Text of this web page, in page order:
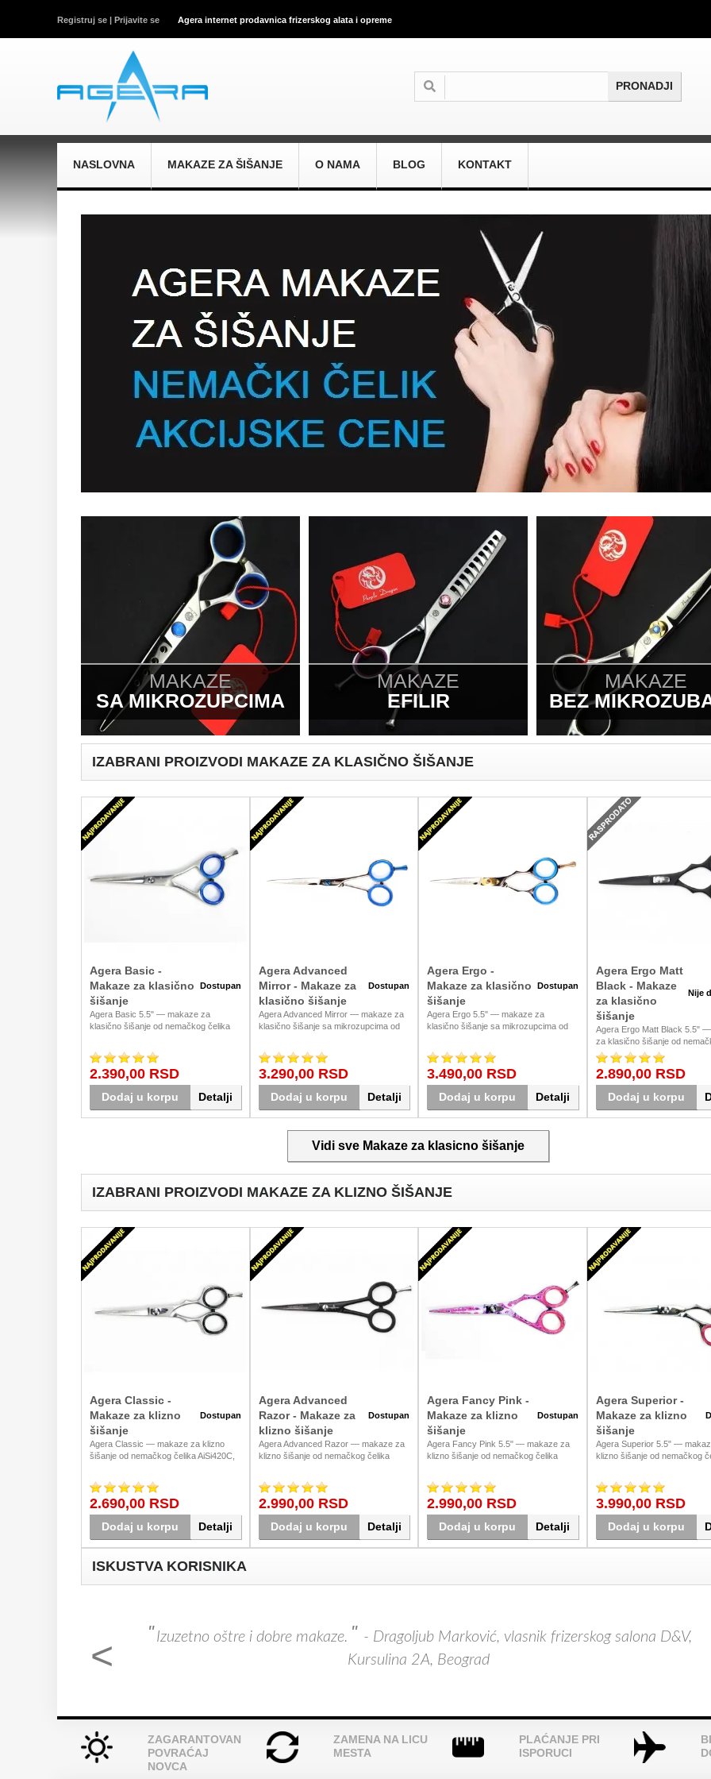
Registruj se | Prijavite se Agera internet prodavnica frizerskog alata i opreme
NASLOVNA MAKAZE ZA ŠIŠANJE O NAMA BLOG KONTAKT
MAKAZE
SA MIKROZUPCIMA
MAKAZE
EFILIR
MAKAZE
BEZ
IZABRANI PROIZVODI MAKAZE ZA KLASIČNO ŠIŠANJE
Agera Basic -
Makaze za klasično
šišanje
Dostupan
Agera Basic 5.5" — makaze za
klasično šišanje od nemačkog čelika
frizere i škole za negu lepote. Pouzdan
alat po pristupačnoj ceni, dostava u
Srbiji.
2.390,00 RSD
Dodaj u korpu Detalji
Agera Advanced
Mirror - Makaze za
klasično šišanje
Dostupan
Agera Advanced Mirror — makaze za
klasično šišanje sa mikrozupcima od
veličinama 5.5" i 6". Premium čelik za
frizere koji traže dugotrajnu oštrinu pri
klasičnim tehnikama. Dostava u Srbiji.
3.290,00 RSD
Dodaj u korpu Detalji
Agera Ergo -
Makaze za klasično
šišanje
Dostupan
Agera Ergo 5.5" — makaze za
klasično šišanje sa mikrozupcima od
Ergonomski dizajn koji smanjuje zamor
ruke i precizni kontrolisani rezovi za
svakodnevni rad u salonu. Dostava u
Srbiji.
3.490,00 RSD
Dodaj u korpu Detalji
Agera Ergo Matt
Black - Makaze
za klasično
šišanje
Nije
Agera Ergo Matt Black 5.5"
za klasično šišanje od
čelika AiSi420C. Mat crni
frizere koji žele profesionalan
prepoznatljivim izgledom.
2.890,00 RSD
Dodaj u korpu
Vidi sve Makaze za klasicno šišanje
IZABRANI PROIZVODI MAKAZE ZA KLIZNO ŠIŠANJE
Agera Classic -
Makaze za klizno
šišanje
Dostupan
Agera Classic — makaze za klizno
šišanje od nemačkog čelika AiSi420C,
Pouzdan svakodnevni alat za frizere
koji traže kvalitet po pristupačnoj ceni.
Dostava u Srbiji.
2.690,00 RSD
Dodaj u korpu Detalji
Agera Advanced
Razor - Makaze za
klizno šišanje
Dostupan
Agera Advanced Razor — makaze za
klizno šišanje od nemačkog čelika
dostupne u veličinama 5.5" i 6".
Pouzdan alat za frizere koji cene stil i
funkcionalnost. Dostava u Srbiji.
2.990,00 RSD
Dodaj u korpu Detalji
Agera Fancy Pink -
Makaze za klizno
šišanje
Dostupan
Agera Fancy Pink 5.5" — makaze za
klizno šišanje od nemačkog čelika
frizere koji cene stil jednako koliko i
preciznost. Dostava širom Srbije
2.990,00 RSD
Dodaj u korpu Detalji
Agera Superior -
Makaze za klizno
šišanje
Agera Superior 5.5" —
klizno šišanje od nemačkog
modela u ponudi, idealan za
traže pouzdan svakodnevni
Dostava širom Srbije.
3.990,00 RSD
Dodaj u korpu
<
ISKUSTVA KORISNIKA
" Izuzetno oštre i dobre makaze. " - Dragoljub Marković, vlasnik frizerskog salona D&V,
Kursulina 2A, Beograd
ZAGARANTOVAN
POVRAĆAJ
NOVCA
ZAMENA NA LICU
MESTA
PLAĆANJE PRI
ISPORUCI